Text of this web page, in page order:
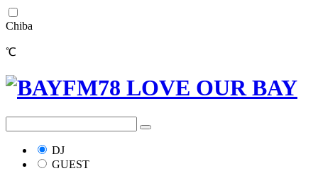
Chiba
℃
DJ
GUEST